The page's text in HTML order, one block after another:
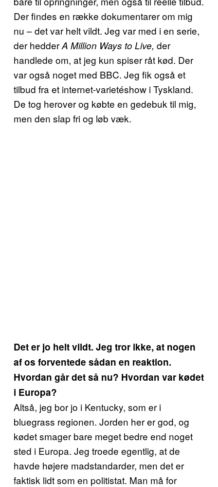
Der findes en række dokumentarer om mig
nu – det var helt vildt. Jeg var med i en serie,
der hedderA Million Ways to Live, der
handlede om, at jeg kun spiser råt kød. Der
var også noget med BBC. Jeg fik også et
tilbud fra et internet-varietéshow i Tyskland.
De tog herover og købte en gedebuk til mig,
men den slap fri og løb væk.
Det er jo helt vildt. Jeg tror ikke, at nogen
af os forventede sådan en reaktion.
Hvordan går det så nu? Hvordan var kødet
i Europa?
Altså, jeg bor jo i Kentucky, som er i
bluegrass regionen. Jorden her er god, og
kødet smager bare meget bedre end noget
sted i Europa. Jeg troede egentlig, at de
havde højere madstandarder, men det er
faktisk lidt som en politistat. Man må for